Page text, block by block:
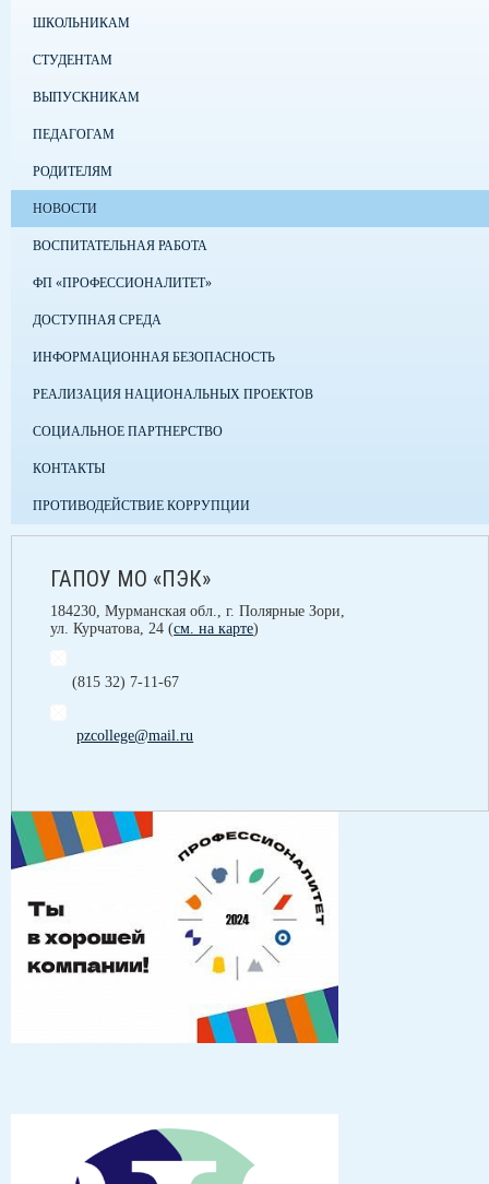
ШКОЛЬНИКАМ
СТУДЕНТАМ
ВЫПУСКНИКАМ
ПЕДАГОГАМ
РОДИТЕЛЯМ
НОВОСТИ
ВОСПИТАТЕЛЬНАЯ РАБОТА
ФП «ПРОФЕССИОНАЛИТЕТ»
ДОСТУПНАЯ СРЕДА
ИНФОРМАЦИОННАЯ БЕЗОПАСНОСТЬ
РЕАЛИЗАЦИЯ НАЦИОНАЛЬНЫХ ПРОЕКТОВ
СОЦИАЛЬНОЕ ПАРТНЕРСТВО
КОНТАКТЫ
ПРОТИВОДЕЙСТВИЕ КОРРУПЦИИ
ГАПОУ МО «ПЭК»
184230, Мурманская обл., г. Полярные Зори,
ул. Курчатова, 24 (см. на карте)
(815 32) 7-11-67
pzcollege@mail.ru